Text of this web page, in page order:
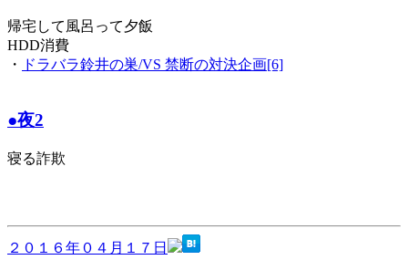
帰宅して風呂って夕飯
HDD消費
・
ドラバラ鈴井の巣/VS 禁断の対決企画[6]
●夜2
寝る詐欺
２０１６年０４月１７日